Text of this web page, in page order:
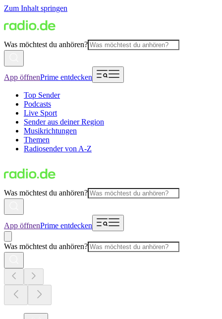
Zum Inhalt springen
Was möchtest du anhören?
App öffnenPrime entdecken
Top Sender
Podcasts
Live Sport
Sender aus deiner Region
Musikrichtungen
Themen
Radiosender von A-Z
Was möchtest du anhören?
App öffnenPrime entdecken
Was möchtest du anhören?